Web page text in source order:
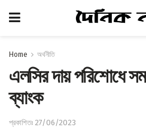
Home অর্থনীতি
এলসির দায় পরিশোধে
ব্যাংক
প্রকাশিতঃ 27/06/2023